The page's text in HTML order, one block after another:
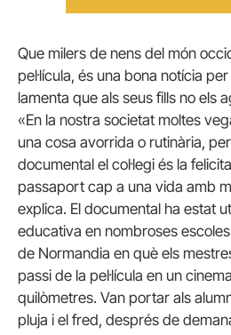
Que milers de nens del món
pel·lícula, és una bona notícia
lamenta que als seus fills no els
«En la nostra societat moltes
una cosa avorrida o rutinària,
documental el col·legi és la
passaport cap a una vida amb
explica. El documental ha estat
educativa en nombroses
de Normandia en què els
passi de la pel·lícula en un
quilòmetres. Van portar als
pluja i el fred, després de